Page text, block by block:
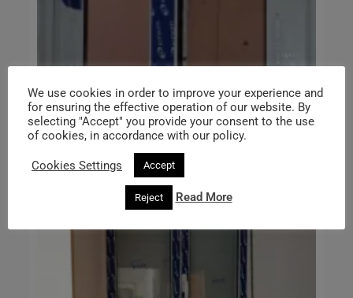
We use cookies in order to improve your experience and
for ensuring the effective operation of our website. By
selecting "Accept" you provide your consent to the use
of cookies, in accordance with our policy.
Cookies Settings Accept
Reject Read More